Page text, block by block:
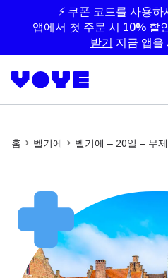
⚡ 쿠폰 코드를 사용하
앱에서 첫 주문 시 10% 할
받기
지금 앱을
홈 벨기에 벨기에 – 20일 – 무